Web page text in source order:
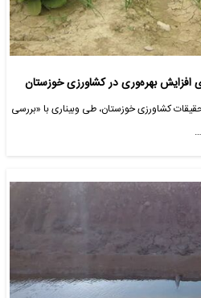
افزایش بهره‌وری در کشاورزی خوزستان
کشاورزی خوزستان، طی وبیناری با «بررسی